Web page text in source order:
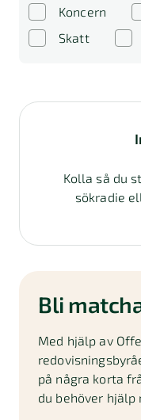
Koncern
Skatt
Kolla så du
sökradie
Bli
Med hjälp av
på några korta
du behöver hjälp